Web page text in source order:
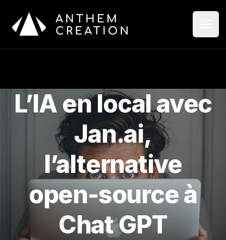
L’IA en local avec
Jan.ai,
l’alternative
open-source à
Chat GPT